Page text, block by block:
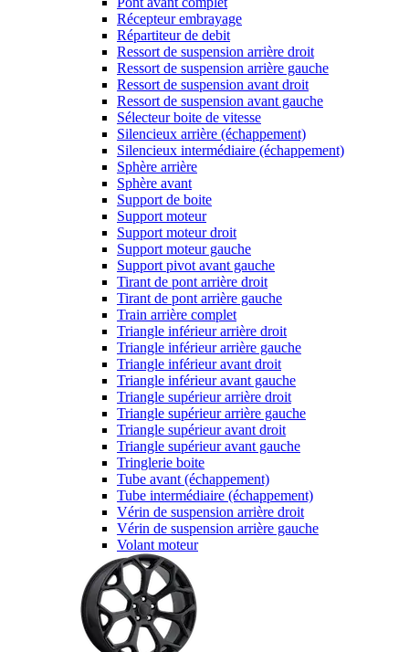
Récepteur embrayage
Répartiteur de debit
Ressort de suspension arrière droit
Ressort de suspension arrière gauche
Ressort de suspension avant droit
Ressort de suspension avant gauche
Sélecteur boite de vitesse
Silencieux arrière (échappement)
Silencieux intermédiaire (échappement)
Sphère arrière
Sphère avant
Support de boite
Support moteur
Support moteur droit
Support moteur gauche
Support pivot avant gauche
Tirant de pont arrière droit
Tirant de pont arrière gauche
Train arrière complet
Triangle inférieur arrière droit
Triangle inférieur arrière gauche
Triangle inférieur avant droit
Triangle inférieur avant gauche
Triangle supérieur arrière droit
Triangle supérieur arrière gauche
Triangle supérieur avant droit
Triangle supérieur avant gauche
Tringlerie boite
Tube avant (échappement)
Tube intermédiaire (échappement)
Vérin de suspension arrière droit
Vérin de suspension arrière gauche
Volant moteur